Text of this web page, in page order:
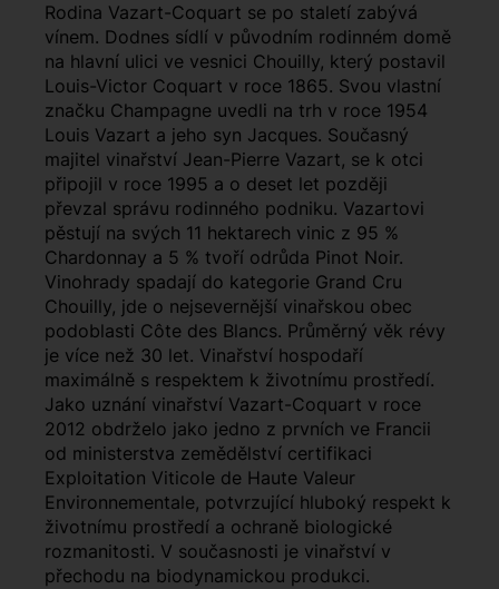
Rodina Vazart-Coquart se po staletí zabývá
vínem. Dodnes sídlí v původním rodinném domě
na hlavní ulici ve vesnici Chouilly, který postavil
Louis-Victor Coquart v roce 1865. Svou vlastní
značku Champagne uvedli na trh v roce 1954
Louis Vazart a jeho syn Jacques. Současný
majitel vinařství Jean-Pierre Vazart, se k otci
připojil v roce 1995 a o deset let později
převzal správu rodinného podniku. Vazartovi
pěstují na svých 11 hektarech vinic z 95 %
Chardonnay a 5 % tvoří odrůda Pinot Noir.
Vinohrady spadají do kategorie Grand Cru
Chouilly, jde o nejsevernější vinařskou obec
podoblasti Côte des Blancs. Průměrný věk révy
je více než 30 let. Vinařství hospodaří
maximálně s respektem k životnímu prostředí.
Jako uznání vinařství Vazart-Coquart v roce
2012 obdrželo jako jedno z prvních ve Francii
od ministerstva zemědělství certifikaci
Exploitation Viticole de Haute Valeur
Environnementale, potvrzující hluboký respekt k
životnímu prostředí a ochraně biologické
rozmanitosti. V současnosti je vinařství v
přechodu na biodynamickou produkci.